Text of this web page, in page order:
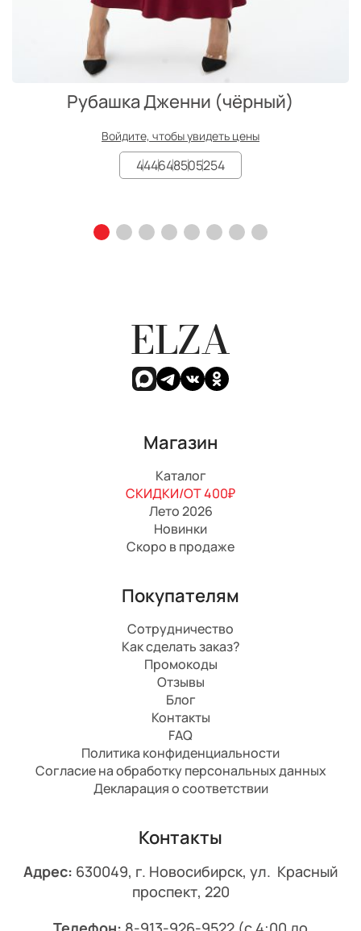
Рубашка Дженни (чёрный)
Войдите, чтобы увидеть цены
444648505254
ELZA
Магазин
Каталог
СКИДКИ/ОТ 400₽
Лето 2026
Новинки
Скоро в продаже
Покупателям
Сотрудничество
Как сделать заказ?
Промокоды
Отзывы
Блог
Контакты
FAQ
Политика конфиденциальности
Согласие на обработку персональных данных
Декларация о соответствии
Контакты
Адрес: 630049, г. Новосибирск, ул. Красный
проспект, 220